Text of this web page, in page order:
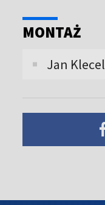
MONTAŻ
Jan Klecel